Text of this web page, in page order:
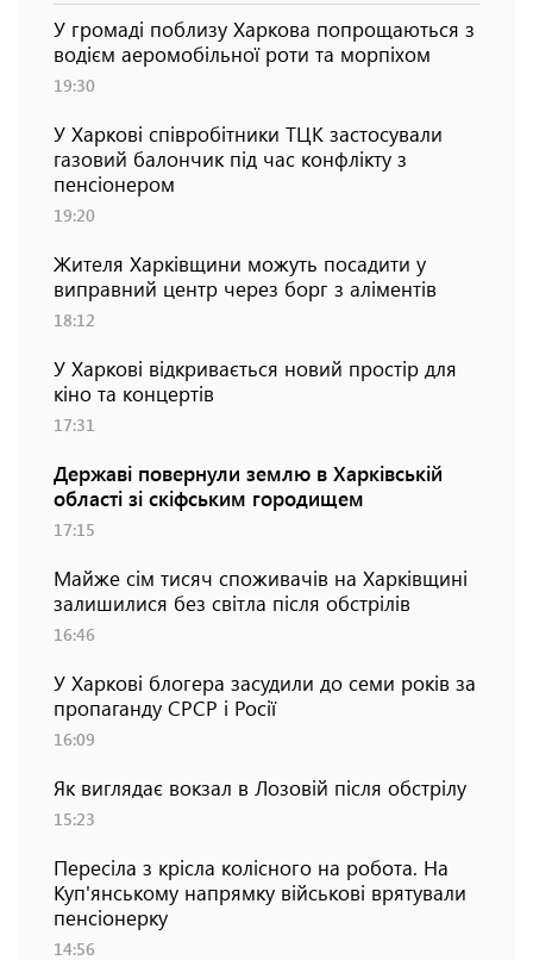
У громаді поблизу Харкова попрощаються з
водієм аеромобільної роти та морпіхом
19:30
У Харкові співробітники ТЦК застосували
газовий балончик під час конфлікту з
пенсіонером
19:20
Жителя Харківщини можуть посадити у
виправний центр через борг з аліментів
18:12
У Харкові відкривається новий простір для
кіно та концертів
17:31
Державі повернули землю в Харківській
області зі скіфським городищем
17:15
Майже сім тисяч споживачів на Харківщині
залишилися без світла після обстрілів
16:46
У Харкові блогера засудили до семи років за
пропаганду СРСР і Росії
16:09
Як виглядає вокзал в Лозовій після обстрілу
15:23
Пересіла з крісла колісного на робота. На
Куп'янському напрямку військові врятували
пенсіонерку
14:56